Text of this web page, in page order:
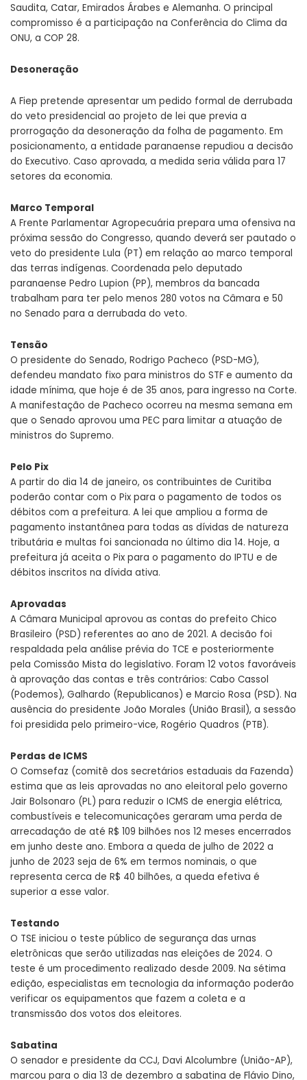
Saudita, Catar, Emirados Árabes e Alemanha. O principal
compromisso é a participação na Conferência do Clima da
ONU, a COP 28.
Desoneração
A Fiep pretende apresentar um pedido formal de derrubada
do veto presidencial ao projeto de lei que previa a
prorrogação da desoneração da folha de pagamento. Em
posicionamento, a entidade paranaense repudiou a decisão
do Executivo. Caso aprovada, a medida seria válida para 17
setores da economia.
Marco Temporal
A Frente Parlamentar Agropecuária prepara uma ofensiva na
próxima sessão do Congresso, quando deverá ser pautado o
veto do presidente Lula (PT) em relação ao marco temporal
das terras indígenas. Coordenada pelo deputado
paranaense Pedro Lupion (PP), membros da bancada
trabalham para ter pelo menos 280 votos na Câmara e 50
no Senado para a derrubada do veto.
Tensão
O presidente do Senado, Rodrigo Pacheco (PSD-MG),
defendeu mandato fixo para ministros do STF e aumento da
idade mínima, que hoje é de 35 anos, para ingresso na Corte.
A manifestação de Pacheco ocorreu na mesma semana em
que o Senado aprovou uma PEC para limitar a atuação de
ministros do Supremo.
Pelo Pix
A partir do dia 14 de janeiro, os contribuintes de Curitiba
poderão contar com o Pix para o pagamento de todos os
débitos com a prefeitura. A lei que ampliou a forma de
pagamento instantânea para todas as dívidas de natureza
tributária e multas foi sancionada no último dia 14. Hoje, a
prefeitura já aceita o Pix para o pagamento do IPTU e de
débitos inscritos na dívida ativa.
Aprovadas
A Câmara Municipal aprovou as contas do prefeito Chico
Brasileiro (PSD) referentes ao ano de 2021. A decisão foi
respaldada pela análise prévia do TCE e posteriormente
pela Comissão Mista do legislativo. Foram 12 votos favoráveis
à aprovação das contas e três contrários: Cabo Cassol
(Podemos), Galhardo (Republicanos) e Marcio Rosa (PSD). Na
ausência do presidente João Morales (União Brasil), a sessão
foi presidida pelo primeiro-vice, Rogério Quadros (PTB).
Perdas de ICMS
O Comsefaz (comitê dos secretários estaduais da Fazenda)
estima que as leis aprovadas no ano eleitoral pelo governo
Jair Bolsonaro (PL) para reduzir o ICMS de energia elétrica,
combustíveis e telecomunicações geraram uma perda de
arrecadação de até R$ 109 bilhões nos 12 meses encerrados
em junho deste ano. Embora a queda de julho de 2022 a
junho de 2023 seja de 6% em termos nominais, o que
representa cerca de R$ 40 bilhões, a queda efetiva é
superior a esse valor.
Testando
O TSE iniciou o teste público de segurança das urnas
eletrônicas que serão utilizadas nas eleições de 2024. O
teste é um procedimento realizado desde 2009. Na sétima
edição, especialistas em tecnologia da informação poderão
verificar os equipamentos que fazem a coleta e a
transmissão dos votos dos eleitores.
Sabatina
O senador e presidente da CCJ, Davi Alcolumbre (União-AP),
marcou para o dia 13 de dezembro a sabatina de Flávio Dino,